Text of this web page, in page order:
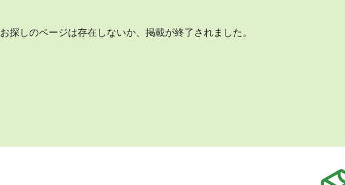
お探しのページは存在しないか、掲載が終了されました。